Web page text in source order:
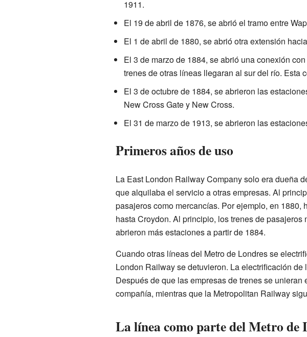
1911.
El 19 de abril de 1876, se abrió el tramo entre
El 1 de abril de 1880, se abrió otra extensión
El 3 de marzo de 1884, se abrió una conexión
trenes de otras líneas llegaran al sur del río. Esta
El 3 de octubre de 1884, se abrieron las
New Cross Gate y New Cross.
El 31 de marzo de 1913, se abrieron las
Primeros años de uso
La East London Railway Company solo era dueña
que alquilaba el servicio a otras empresas. Al
pasajeros como mercancías. Por ejemplo, en
hasta Croydon. Al principio, los trenes de
abrieron más estaciones a partir de 1884.
Cuando otras líneas del Metro de Londres se
London Railway se detuvieron. La electrificación
Después de que las empresas de trenes se
compañía, mientras que la Metropolitan Railway
La línea como parte del Metro de